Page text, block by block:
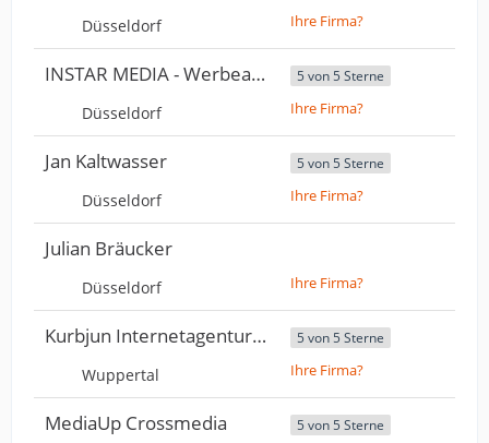
Düsseldorf Ihre Firma?
INSTAR MEDIA - Werbeagentur Webseiten-Erstellung Shopify-Experten Influencer Management
Düsseldorf
5 von 5 Sterne
Ihre Firma?
Jan Kaltwasser
Düsseldorf
5 von 5 Sterne
Ihre Firma?
Julian Bräucker
Düsseldorf Ihre Firma?
Kurbjun Internetagentur WebDesign & Webprogrammierungen
Wuppertal
5 von 5 Sterne
Ihre Firma?
MediaUp Crossmedia 5 von 5 Sterne